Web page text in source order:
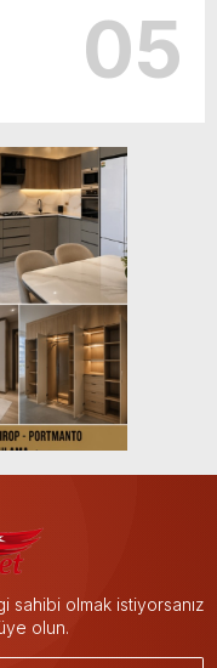
05
sahibi olmak istiyorsanız
olun.